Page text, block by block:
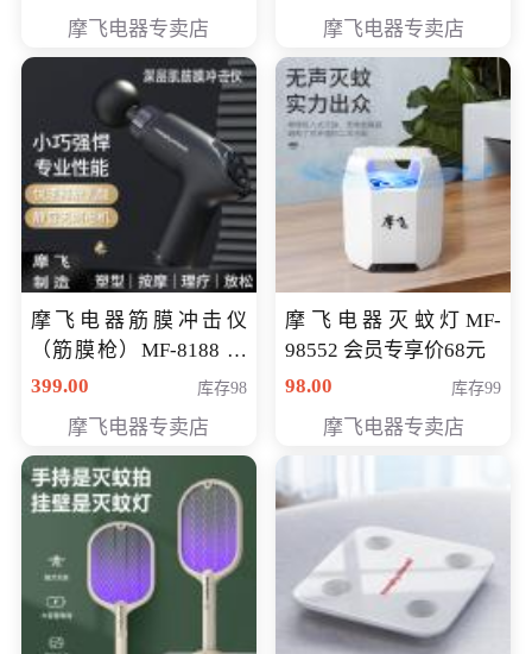
摩飞电器专卖店 摩飞电器专卖店
摩飞电器筋膜冲击仪
（筋膜枪）MF-8188 会
员专享价268元
399.00 库存98
摩飞电器专卖店
摩飞电器灭蚊灯MF-
98552 会员专享价68元
98.00
库存99
摩飞电器专卖店